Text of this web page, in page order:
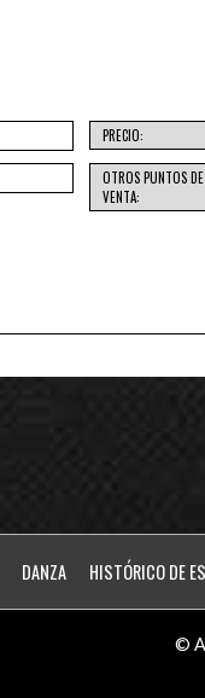
PRECIO:
OTROS PUNTOS DE
VENTA:
DANZA HISTÓRICO DE
©